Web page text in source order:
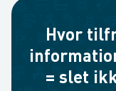
Hvor
= slet